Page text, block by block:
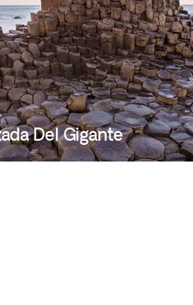
Del Gigante